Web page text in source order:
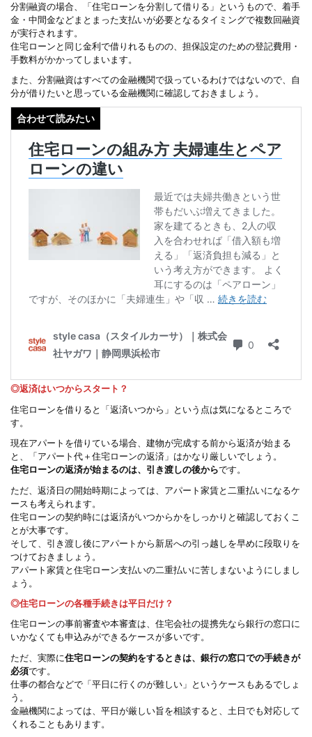
分割融資の場合、「住宅ローンを分割して借りる」というもので、着手
金・中間金などまとまった支払いが必要となるタイミングで複数回融資
が実行されます。
住宅ローンと同じ金利で借りれるものの、担保設定のための登記費用・
手数料がかかってしまいます。
また、分割融資はすべての金融機関で扱っているわけではないので、自
分が借りたいと思っている金融機関に確認しておきましょう。
◎返済はいつからスタート？
住宅ローンを借りると「返済いつから」という点は気になるところで
す。
現在アパートを借りている場合、建物が完成する前から返済が始まる
と、「アパート代＋住宅ローンの返済」はかなり厳しいでしょう。
住宅ローンの返済が始まるのは、引き渡しの後からです。
ただ、返済日の開始時期によっては、アパート家賃と二重払いになるケ
ースも考えられます。
住宅ローンの契約時には返済がいつからかをしっかりと確認しておくこ
とが大事です。
そして、引き渡し後にアパートから新居への引っ越しを早めに段取りを
つけておきましょう。
アパート家賃と住宅ローン支払いの二重払いに苦しまないようにしまし
ょう。
◎住宅ローンの各種手続きは平日だけ？
住宅ローンの事前審査や本審査は、住宅会社の提携先なら銀行の窓口に
いかなくても申込みができるケースが多いです。
ただ、実際に住宅ローンの契約をするときは、銀行の窓口での手続きが
必須です。
仕事の都合などで「平日に行くのが難しい」というケースもあるでしょ
う。
金融機関によっては、平日が厳しい旨を相談すると、土日でも対応して
くれることもあります。